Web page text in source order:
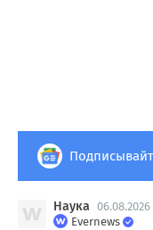
Наука 06.08.2026
Evernews